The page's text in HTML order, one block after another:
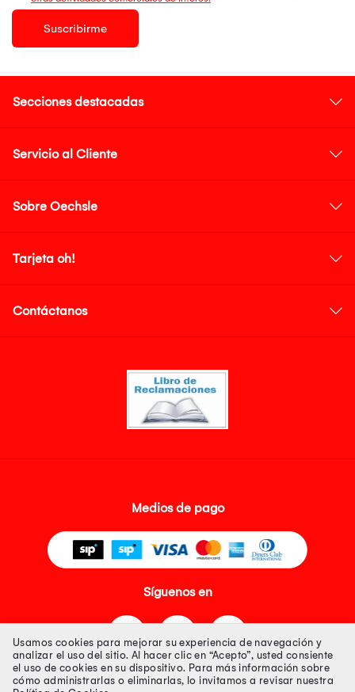
Suscribirme
Secciones destacadas
Servicio al Cliente
Sobre Oechsle
Tarjeta oh!
Contáctanos
Medios de pago
Síguenos en
Usamos cookies para mejorar su experiencia de navegación y
analizar el uso del sitio. Al hacer clic en “Acepto”, usted consiente
el uso de cookies en su dispositivo. Para más información sobre
cómo administrarlas o eliminarlas, lo invitamos a revisar nuestra